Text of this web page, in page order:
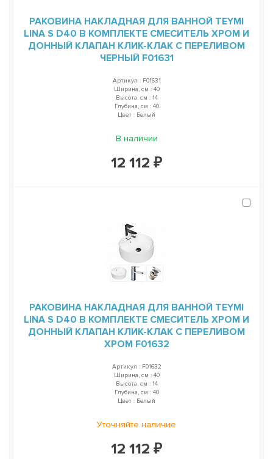
РАКОВИНА НАКЛАДНАЯ ДЛЯ ВАННОЙ TEYMI
LINA S D40 В КОМПЛЕКТЕ СМЕСИТЕЛЬ ХРОМ И
ДОННЫЙ КЛАПАН КЛИК-КЛАК С ПЕРЕЛИВОМ
ЧЕРНЫЙ F01631
Артикул : F01631
Ширина, см : 40
Высота, см : 14
Глубина, см : 40
Цвет : Белый
В наличии
12 112 ₽
РАКОВИНА НАКЛАДНАЯ ДЛЯ ВАННОЙ TEYMI
LINA S D40 В КОМПЛЕКТЕ СМЕСИТЕЛЬ ХРОМ И
ДОННЫЙ КЛАПАН КЛИК-КЛАК С ПЕРЕЛИВОМ
ХРОМ F01632
Артикул : F01632
Ширина, см : 40
Высота, см : 14
Глубина, см : 40
Цвет : Белый
Уточняйте наличие
12 112 ₽